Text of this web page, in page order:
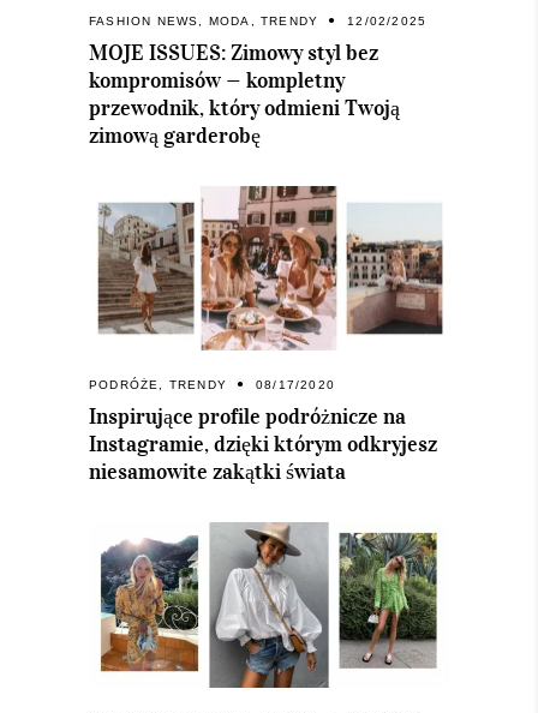
FASHION NEWS MODA ,TRENDY 12/02/2025
MOJE ISSUES: Zimowy styl bez
kompromisów — kompletny
przewodnik, który odmieni Twoją
zimową garderobę
PODRÓŻE TRENDY 08/17/2020
Inspirujące profile podróżnicze na
Instagramie, dzięki którym odkryjesz
niesamowite zakątki świata